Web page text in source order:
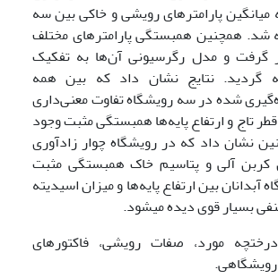
میانگین پارامترهای رویشی و خاکی بین سه
شد. همچنین همبستگی پارامترهای مختلف
گرفت و مدل رگرسیونی آن‌ها به تفکیک
گردید. نتایج نشان داد که بین همه
شده در سه رویشگاه تفاوت معنی‌داری
تاج و ارتفاع پایه‌ها همبستگی مثبت وجود
نشان داد که در رویشگاه چوار زادآوری
کربن آلی و پتاسیم خاک همبستگی مثبت
آبدانان بین ارتفاع پایه‌ها و میزان اسیدیته
بسیار قوی‌ دیده می­شود.
مورد، صفات رویشی، فاکتورهای